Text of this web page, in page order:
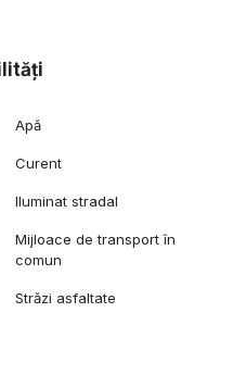
Apă
Curent
Iluminat stradal
Mijloace de transport în
comun
Străzi asfaltate